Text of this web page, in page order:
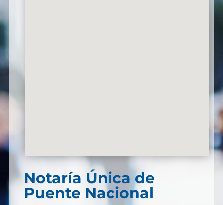
Notaría Única de
Puente Nacional